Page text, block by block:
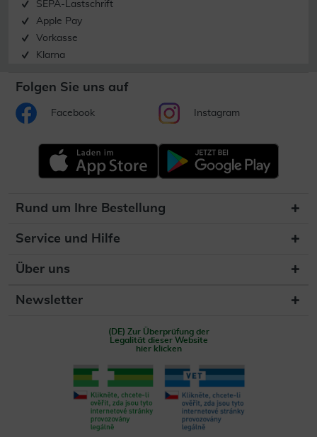
SEPA-Lastschrift
Apple Pay
Vorkasse
Klarna
Folgen Sie uns auf
Facebook Instagram
Rund um Ihre Bestellung
Service und Hilfe
Über uns
Newsletter
(DE) Zur Überprüfung der
Legalität dieser Website
hier klicken